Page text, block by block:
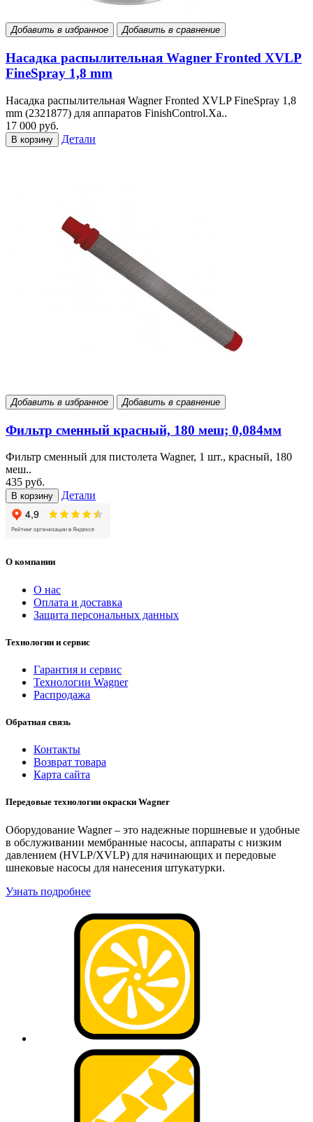
Добавить в избранное Добавить в сравнение
Насадка распылительная Wagner Fronted XVLP
FineSpray 1,8 mm
Насадка распылительная Wagner Fronted XVLP FineSpray 1,8
mm (2321877) для аппаратов FinishControl.Ха..
17 000 руб.
В корзину Детали
Добавить в избранное Добавить в сравнение
Фильтр сменный красный, 180 меш; 0,084мм
Фильтр сменный для пистолета Wagner, 1 шт., красный, 180
меш..
435 руб.
В корзину Детали
О компании
О нас
Оплата и доставка
Защита персональных данных
Технологии и сервис
Гарантия и сервис
Технологии Wagner
Распродажа
Обратная связь
Контакты
Возврат товара
Карта сайта
Передовые технологии окраски Wagner
Оборудование Wagner – это надежные поршневые и удобные
в обслуживании мембранные насосы, аппараты с низким
давлением (HVLP/XVLP) для начинающих и передовые
шнековые насосы для нанесения штукатурки.
Узнать подробнее